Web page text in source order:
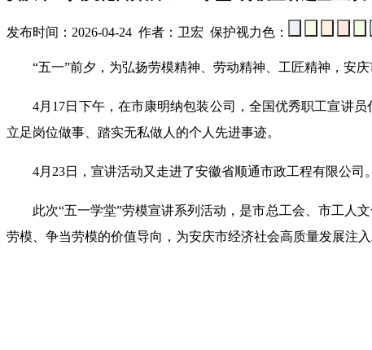
发布时间：2026-04-24 作者：卫宏 保护视力色：
“五一”前夕，为弘扬劳模精神、劳动精神、工匠精神，安庆
4月17日下午，在市康明纳包装公司，全国优秀职工宣讲员
立足岗位做事、踏实无私做人的个人先进事迹。
4月23日，宣讲活动又走进了安徽省顺通市政工程有限公司
此次“五一学堂”劳模宣讲系列活动，是市总工会、市工人文
劳模、争当劳模的价值导向，为安庆市经济社会高质量发展注